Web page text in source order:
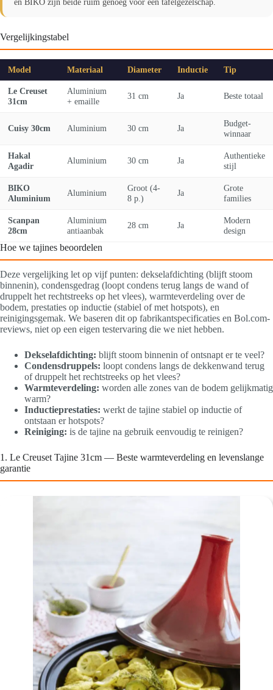
Vergelijkingstabel
Model Materiaal Diameter Inductie Tip
Le Creuset
31cm
Aluminium
+ emaille
31 cm Ja Beste totaal
Cuisy 30cm Aluminium 30 cm Ja
Budget-
winnaar
Hakal
Agadir
Aluminium 30 cm Ja
Authentieke
stijl
BIKO
Aluminium
Aluminium
Groot (4-
8 p.)
Ja
Grote
families
Scanpan
28cm
Aluminium
antiaanbak
28 cm Ja
Modern
design
Hoe we tajines beoordelen
Deze vergelijking let op vijf punten: dekselafdichting (blijft stoom
binnenin), condensgedrag (loopt condens terug langs de wand of
druppelt het rechtstreeks op het vlees), warmteverdeling over de
bodem, prestaties op inductie (stabiel of met hotspots), en
reinigingsgemak. We baseren dit op fabrikantspecificaties en Bol.com-
reviews, niet op een eigen testervaring die we niet hebben.
Dekselafdichting: blijft stoom binnenin of ontsnapt er te veel?
Condensdruppels: loopt condens langs de dekkenwand terug
of druppelt het rechtstreeks op het vlees?
Warmteverdeling: worden alle zones van de bodem gelijkmatig
warm?
Inductieprestaties: werkt de tajine stabiel op inductie of
ontstaan er hotspots?
Reiniging: is de tajine na gebruik eenvoudig te reinigen?
1. Le Creuset Tajine 31cm — Beste warmteverdeling en levenslange
garantie